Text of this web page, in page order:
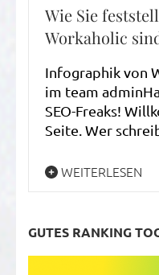
Wie Sie
Workaholic
Infographik von
im team
SEO-Freaks!
Seite. Wer
WEITERLESEN
GUTES RANKING